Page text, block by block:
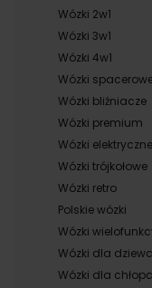
Wózki 2w1
Wózki 3w1
Wózki 4w1
Wózki
Wózki bliźniacze
Wózki premium
Wózki elektryczne
Wózki trójkołowe
Wózki retro
Polskie wózki
Wózki
Wózki dla
Wózki dla